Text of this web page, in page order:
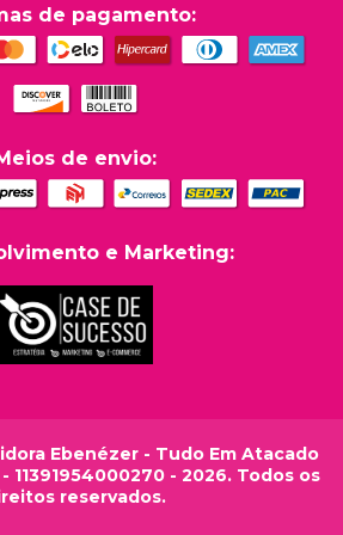
de pagamento:
de envio:
e Marketing:
Ebenézer - Tudo Em Atacado
11391954000270 - 2026. Todos os
reservados.